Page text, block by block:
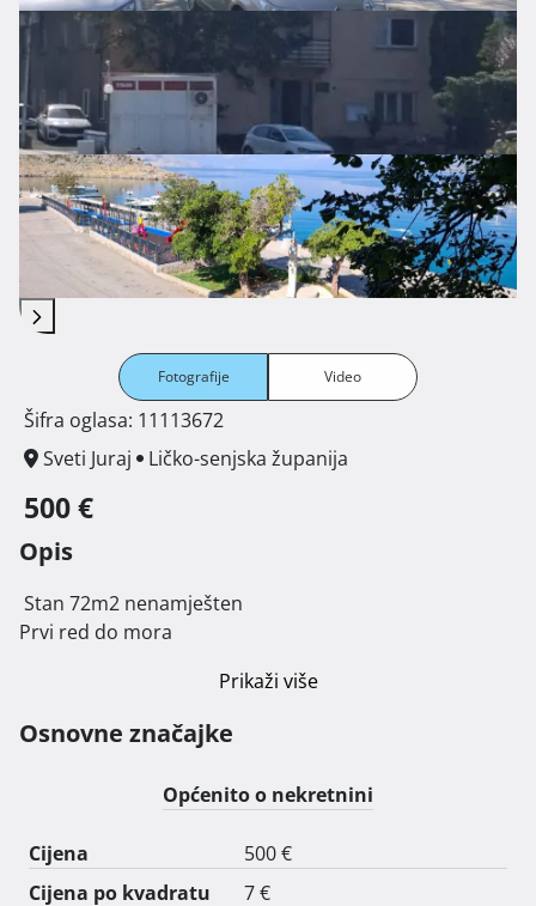
Fotografije Video
Šifra oglasa: 11113672
Sveti Juraj
Ličko-senjska županija
500 €
Opis
Prvi red do mora
Prikaži više
Osnovne značajke
Općenito o nekretnini
Cijena
500 €
Cijena po kvadratu
7 €